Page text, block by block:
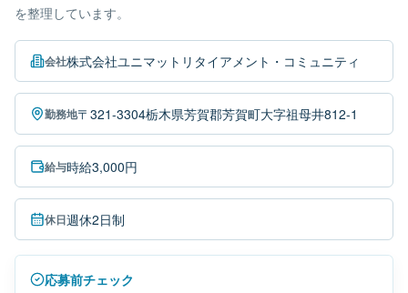
を整理しています。
会社株式会社ユニマットリタイアメント・コミュニティ
勤務地〒321-3304栃木県芳賀郡芳賀町大字祖母井812-1
給与時給3,000円
休日週休2日制
応募前チェック